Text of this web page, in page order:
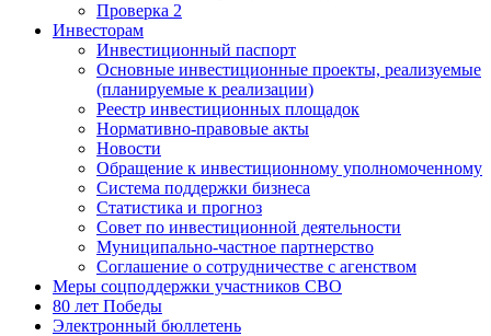
Проверка 2
Инвесторам
Инвестиционный паспорт
Основные инвестиционные проекты, реализуемые
(планируемые к реализации)
Реестр инвестиционных площадок
Нормативно-правовые акты
Новости
Обращение к инвестиционному уполномоченному
Система поддержки бизнеса
Статистика и прогноз
Совет по инвестиционной деятельности
Муниципально-частное партнерство
Соглашение о сотрудничестве с агенством
Меры соцподдержки участников СВО
80 лет Победы
Электронный бюллетень